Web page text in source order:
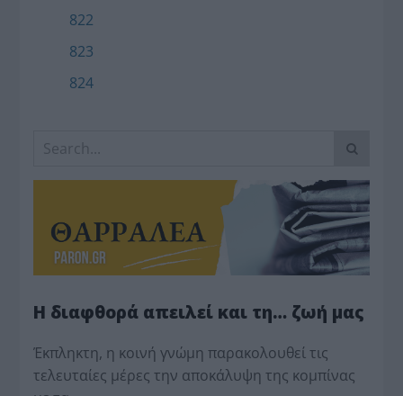
822
823
824
Η διαφθορά απειλεί και τη… ζωή μας
Έκπληκτη, η κοινή γνώμη παρακολουθεί τις
τελευταίες μέρες την αποκάλυψη της κο­μπίνας